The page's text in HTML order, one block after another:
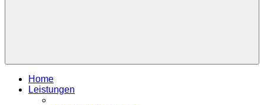
Home
Leistungen